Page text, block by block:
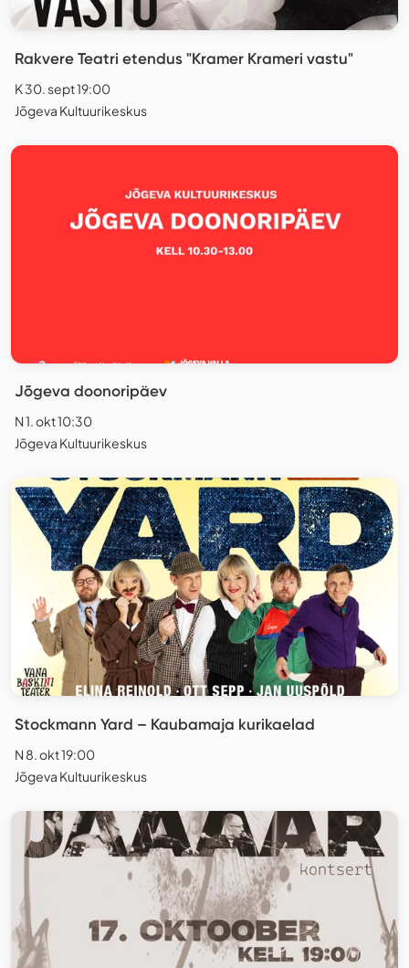
Rakvere Teatri etendus "Kramer Krameri vastu"
K 30. sept 19:00
Jõgeva Kultuurikeskus
Jõgeva doonoripäev
N 1. okt 10:30
Jõgeva Kultuurikeskus
Stockmann Yard – Kaubamaja kurikaelad
N 8. okt 19:00
Jõgeva Kultuurikeskus